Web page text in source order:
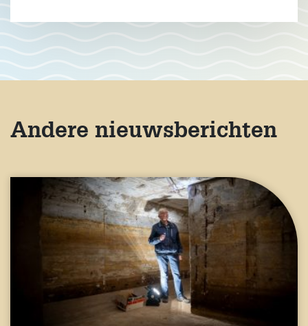
Andere nieuwsberichten